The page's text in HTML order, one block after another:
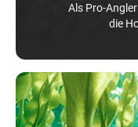
Als Pro-
die